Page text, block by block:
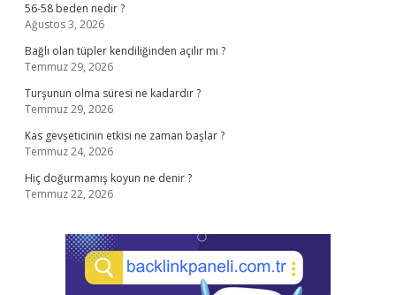
56-58 beden nedir ?
Ağustos 3, 2026
Bağlı olan tüpler kendiliğinden açılır mı ?
Temmuz 29, 2026
Turşunun olma süresi ne kadardır ?
Temmuz 29, 2026
Kas gevşeticinin etkisi ne zaman başlar ?
Temmuz 24, 2026
Hiç doğurmamış koyun ne denir ?
Temmuz 22, 2026